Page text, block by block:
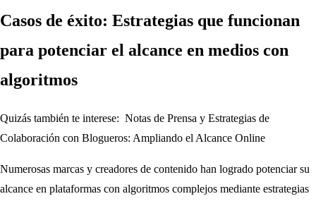
Casos de éxito: Estrategias que funcionan
para potenciar el alcance en medios con
algoritmos
Quizás también te interese: Notas de Prensa y Estrategias de
Colaboración con Blogueros: Ampliando el Alcance Online
Numerosas marcas y creadores de contenido han logrado potenciar su
alcance en plataformas con algoritmos complejos mediante estrategias